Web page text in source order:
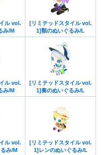
ル vol.
み/M
[リミテッドスタイル vol.
1]類のぬいぐるみ/L
ル vol.
み/M
[リミテッドスタイル vol.
1]奏のぬいぐるみ/L
ル vol.
み/M
[リミテッドスタイル vol.
1]レンのぬいぐるみ/L